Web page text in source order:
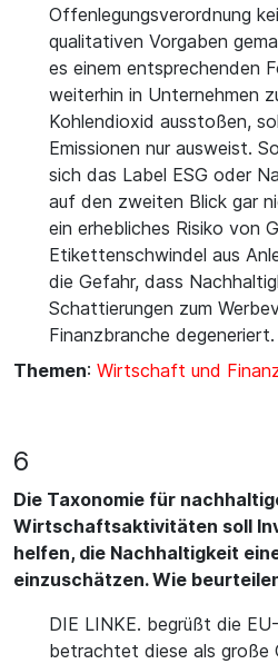
Offenlegungsverordnung
qualitativen Vorgaben
es einem entsprechenden
weiterhin in Unternehmen
Kohlendioxid ausstoßen,
Emissionen nur ausweist.
sich das Label ESG oder
auf den zweiten Blick gar
ein erhebliches Risiko von
Etikettenschwindel aus
die Gefahr, dass
Schattierungen zum
Finanzbranche degeneriert.
Themen: Wirtschaft und
6
Die Taxonomie für
Wirtschaftsaktivitäten soll
helfen, die Nachhaltigkeit
einzuschätzen. Wie
DIE LINKE. begrüßt die
betrachtet diese als große